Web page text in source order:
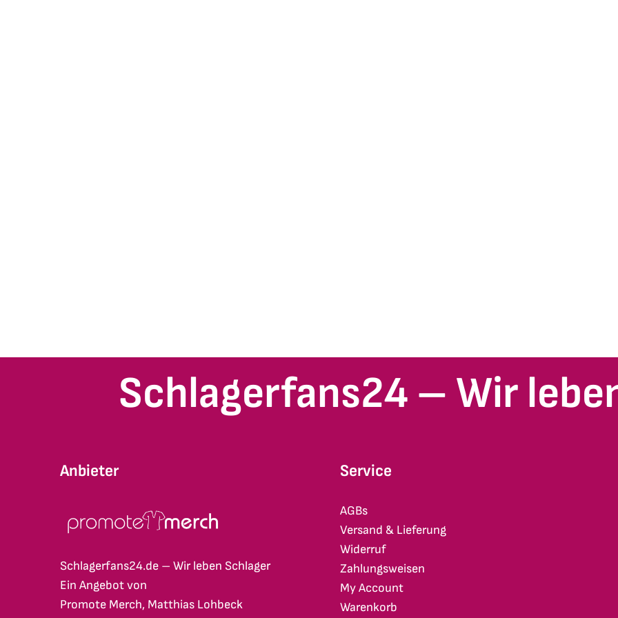
Schlagerfans24 – Wir
Anbieter
Schlagerfans24.de – Wir leben Schlager
Ein Angebot von
Promote Merch, Matthias Lohbeck
Service
AGBs
Versand & Lieferung
Widerruf
Zahlungsweisen
My Account
Warenkorb